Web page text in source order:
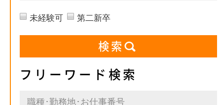
未経験可 第二新卒
フリーワード検索